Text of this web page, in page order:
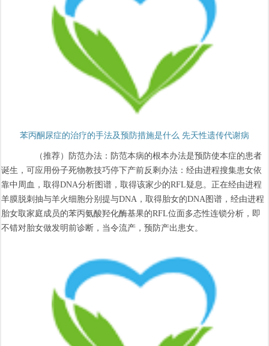
苯丙酮尿症的治疗的手法及预防措施是什么 先天性遗传代谢病
（推荐）防范办法：防范本病的根本办法是预防使本症的患者
诞生，可应用份子死物教技巧停下产前反剩办法：经由进程搜集患女依
靠中周血，取得DNA分析图谱，取得该家少的RFL疑息。正在经由进程
羊膜脱刺抽与羊火细胞分别提与DNA，取得胎女的DNA图谱，经由进程
胎女取家庭成员的苯丙氨酸羟化酶基果的RFL位面多态性连锁分析，即
不错对胎女做发明前诊断，当令流产，预防产出患女。